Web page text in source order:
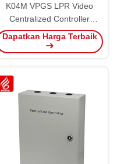
K04M VPGS LPR Video
Centralized Controller
Guidance Software
Dapatkan Harga Terbaik